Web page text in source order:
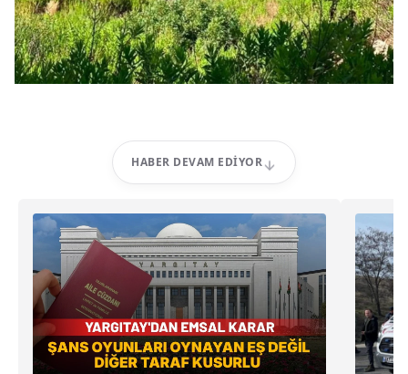
HABER DEVAM EDIYOR